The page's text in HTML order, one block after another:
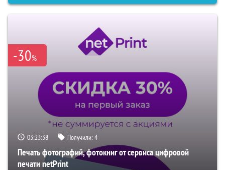
-30%
03:23:37 Получили:4
Печать фотографий, фотокниг от сервиса цифровой
печати netPrint